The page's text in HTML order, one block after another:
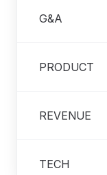
G&A
PRODUCT
REVENUE
TECH